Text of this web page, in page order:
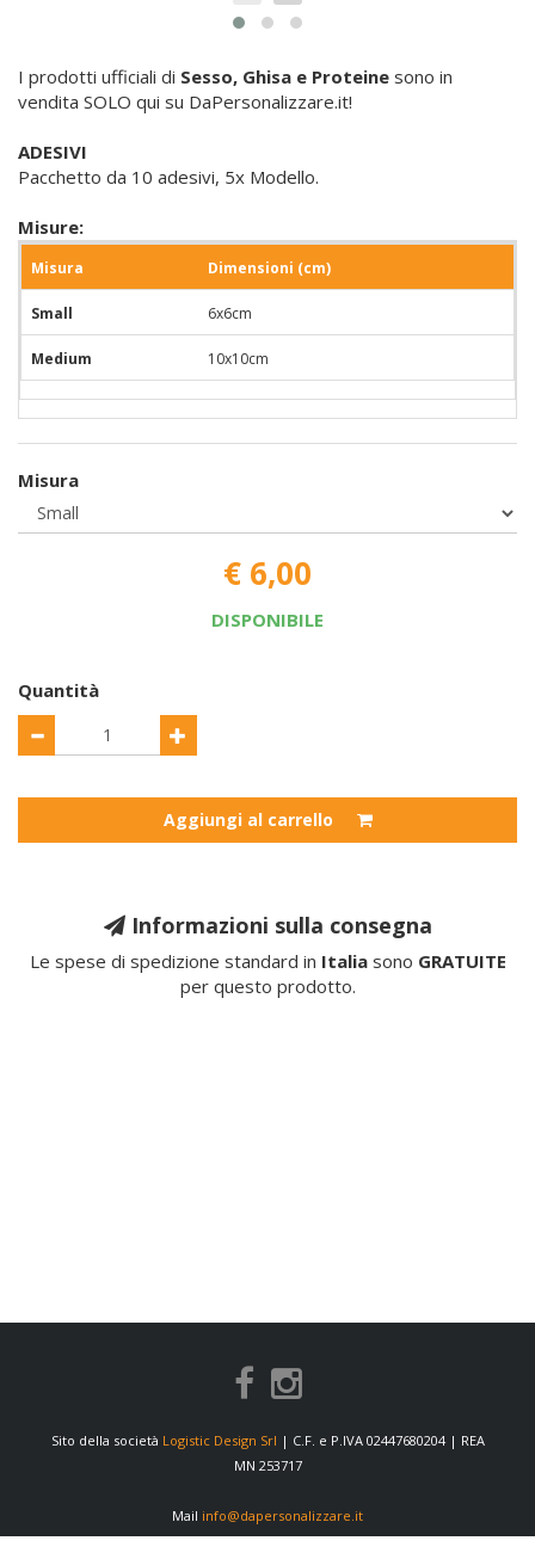
I prodotti ufficiali di Sesso, Ghisa e Proteine sono in
vendita SOLO qui su DaPersonalizzare.it!
ADESIVI
Pacchetto da 10 adesivi, 5x Modello.
Misure:
Misura Dimensioni (cm)
Small 6x6cm
Medium 10x10cm
Misura
€ 6,00
DISPONIBILE
Quantità
Aggiungi al carrello
Informazioni sulla consegna
Le spese di spedizione standard in Italiasono GRATUITE
per questo prodotto.
Sito della società Logistic Design Srl | C.F. e P.IVA 02447680204 | REA
MN 253717
Mail info@dapersonalizzare.it